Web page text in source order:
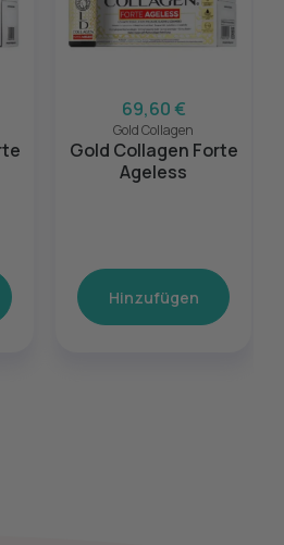
69,60 €
Gold Collagen
Gold Collagen Forte
Ageless
Hinzufügen